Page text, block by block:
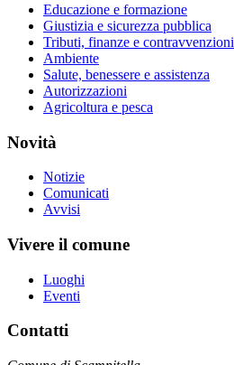
Educazione e formazione
Giustizia e sicurezza pubblica
Tributi, finanze e contravvenzioni
Ambiente
Salute, benessere e assistenza
Autorizzazioni
Agricoltura e pesca
Novità
Notizie
Comunicati
Avvisi
Vivere il comune
Luoghi
Eventi
Contatti